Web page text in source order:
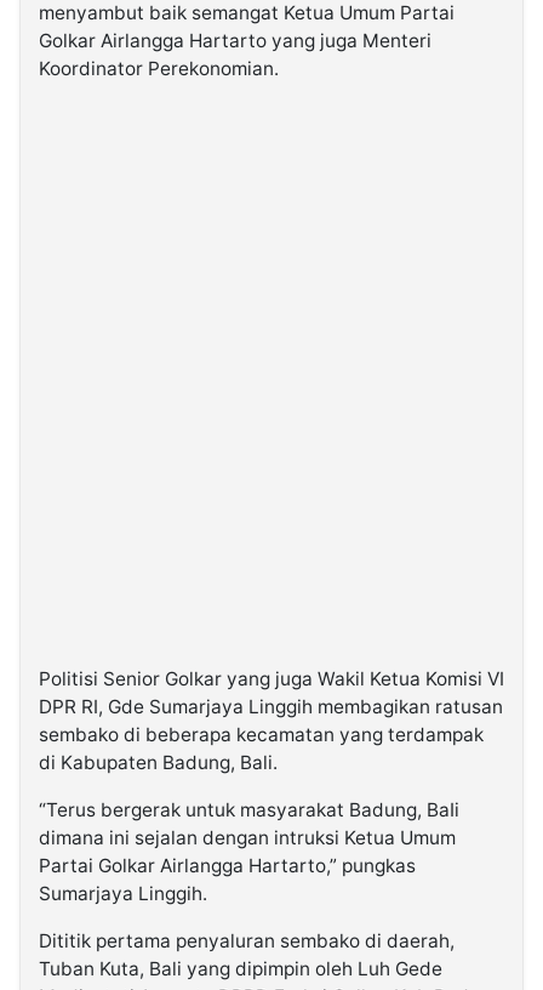
Kabarbaru.co
menyambut baik semangat Ketua Umum Partai
Golkar Airlangga Hartarto yang juga Menteri
Koordinator Perekonomian.
Politisi Senior Golkar yang juga Wakil Ketua Komisi VI
DPR RI, Gde Sumarjaya Linggih membagikan ratusan
sembako di beberapa kecamatan yang terdampak
di Kabupaten Badung, Bali.
“Terus bergerak untuk masyarakat Badung, BaIi
dimana ini sejalan dengan intruksi Ketua Umum
Partai Golkar Airlangga Hartarto,” pungkas
Sumarjaya Linggih.
Dititik pertama penyaluran sembako di daerah,
Tuban Kuta, Bali yang dipimpin oleh Luh Gede